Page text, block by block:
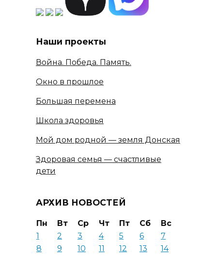
Наши проекты
Война. Победа. Память.
Окно в прошлое
Большая перемена
Школа здоровья
Мой дом родной — земля Донская
Здоровая семья — счастливые
дети
АРХИВ НОВОСТЕЙ
Пн Вт Ср Чт Пт Сб
Вс
1
2 3 4 5 6
7
8
9 10 11 12 13
14